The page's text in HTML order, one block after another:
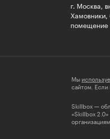
г. Москва,
Хамовники,
помещение
Мы
сайтом. Если
Skillbox —
«Skillbox